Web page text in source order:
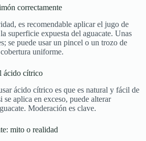
correctamente
es recomendable aplicar el jugo de
superficie expuesta del aguacate. Unas
se puede usar un pincel o un trozo de
uniforme.
ácido cítrico
ácido cítrico es que es natural y fácil de
se aplica en exceso, puede alterar
Moderación es clave.
mito o realidad